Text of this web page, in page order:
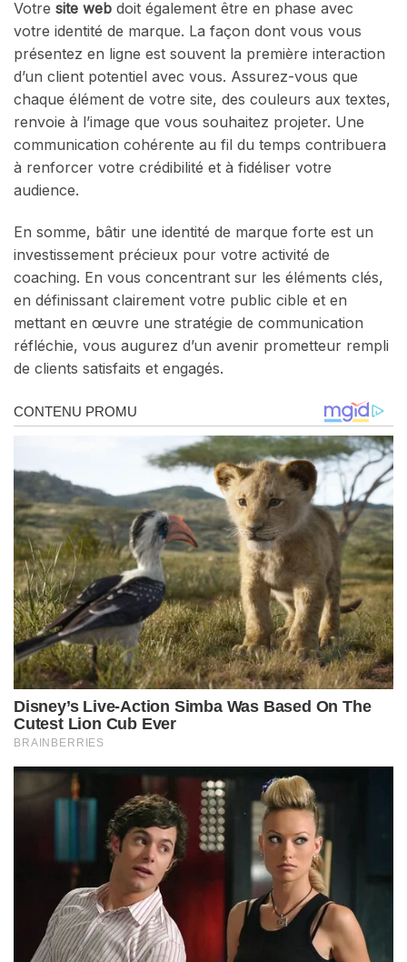
Votre site web doit également être en phase avec
votre identité de marque. La façon dont vous vous
présentez en ligne est souvent la première interaction
d’un client potentiel avec vous. Assurez-vous que
chaque élément de votre site, des couleurs aux textes,
renvoie à l’image que vous souhaitez projeter. Une
communication cohérente au fil du temps contribuera
à renforcer votre crédibilité et à fidéliser votre
audience.
En somme, bâtir une identité de marque forte est un
investissement précieux pour votre activité de
coaching. En vous concentrant sur les éléments clés,
en définissant clairement votre public cible et en
mettant en œuvre une stratégie de communication
réfléchie, vous augurez d’un avenir prometteur rempli
de clients satisfaits et engagés.